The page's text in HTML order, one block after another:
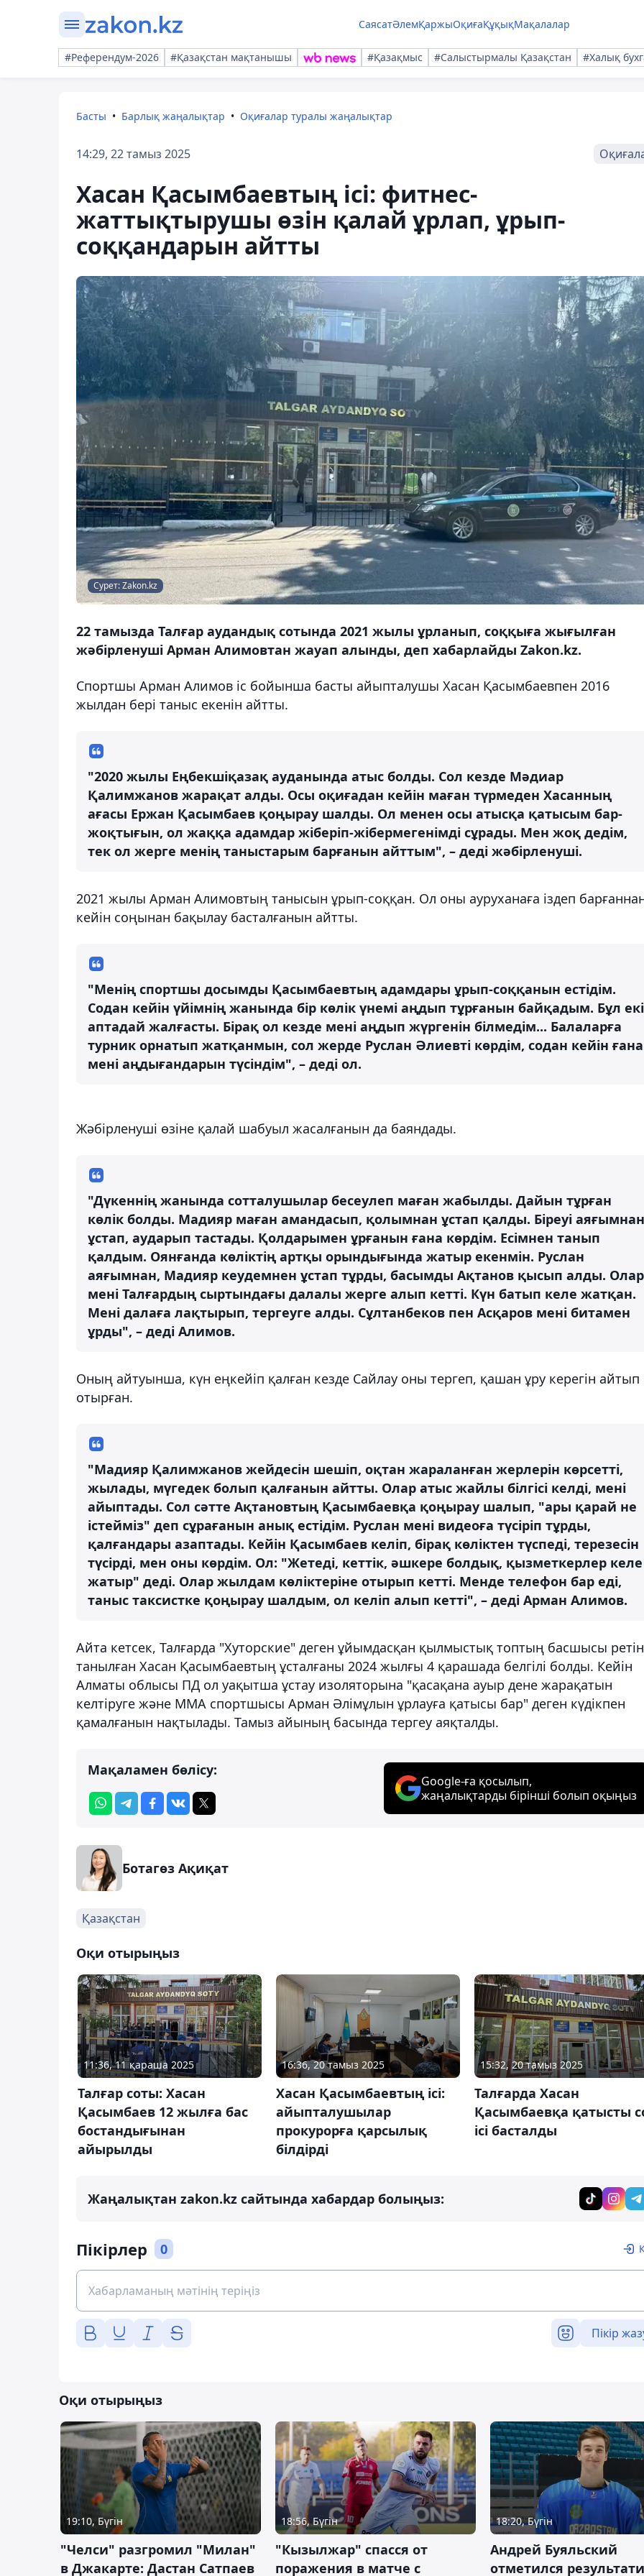
СаясатӘлемҚаржыОқиғаҚұқықМақалалар
#Референдум-2026 #Қазақстан мақтанышы #Қазақмыс #Салыстырмалы Қазақстан #Халық
Басты Барлық жаңалықтар Оқиғалар туралы жаңалықтар
14:29, 22 тамыз 2025
Хасан Қасымбаевтың ісі: фитнес-
жаттықтырушы өзін қалай ұрлап, ұрып-
соққандарын айтты
Сурет: Zakon.kz
22 тамызда Талғар аудандық сотында 2021 жылы ұрланып, соққыға жығылған
жәбірленуші Арман Алимовтан жауап алынды, деп хабарлайды Zakon.kz.
Спортшы Арман Алимов іс бойынша басты айыпталушы Хасан Қасымбаевпен 2016
жылдан бері таныс екенін айтты.
"2020 жылы Еңбекшіқазақ ауданында атыс болды. Сол кезде Мәдиар
Қалимжанов жарақат алды. Осы оқиғадан кейін маған түрмеден Хасанның
ағасы Ержан Қасымбаев қоңырау шалды. Ол менен осы атысқа қатысым бар-
жоқтығын, ол жаққа адамдар жіберіп-жібермегенімді сұрады. Мен жоқ дедім,
тек ол жерге менің таныстарым барғанын айттым", – деді жәбірленуші.
2021 жылы Арман Алимовтың танысын ұрып-соққан. Ол оны ауруханаға іздеп
кейін соңынан бақылау басталғанын айтты.
"Менің спортшы досымды Қасымбаевтың адамдары ұрып-соққанын естідім.
Содан кейін үйімнің жанында бір көлік үнемі аңдып тұрғанын байқадым. Бұл екі
аптадай жалғасты. Бірақ ол кезде мені аңдып жүргенін білмедім... Балаларға
турник орнатып жатқанмын, сол жерде Руслан Әлиевті көрдім, содан кейін ғана
мені аңдығандарын түсіндім", – деді ол.
Жәбірленуші өзіне қалай шабуыл жасалғанын да баяндады.
"Дүкеннің жанында сотталушылар бесеулеп маған жабылды. Дайын тұрған
көлік болды. Мадияр маған амандасып, қолымнан ұстап қалды. Біреуі аяғымнан
ұстап, аударып тастады. Қолдарымен ұрғанын ғана көрдім. Есімнен танып
қалдым. Оянғанда көліктің артқы орындығында жатыр екенмін. Руслан
аяғымнан, Мадияр кеудемнен ұстап тұрды, басымды Ақтанов қысып алды. Олар
мені Талғардың сыртындағы далалы жерге алып кетті. Күн батып келе жатқан.
Мені далаға лақтырып, тергеуге алды. Сұлтанбеков пен Асқаров мені битамен
ұрды", – деді Алимов.
Оның айтуынша, күн еңкейіп қалған кезде Сайлау оны тергеп, қашан ұру керегін айтып
отырған.
"Мадияр Қалимжанов жейдесін шешіп, оқтан жараланған жерлерін көрсетті,
жылады, мүгедек болып қалғанын айтты. Олар атыс жайлы білгісі келді, мені
айыптады. Сол сәтте Ақтановтың Қасымбаевқа қоңырау шалып, "ары қарай не
істейміз" деп сұрағанын анық естідім. Руслан мені видеоға түсіріп тұрды,
қалғандары азаптады. Кейін Қасымбаев келіп, бірақ көліктен түспеді, терезесін
түсірді, мен оны көрдім. Ол: "Жетеді, кеттік, әшкере болдық, қызметкерлер келе
жатыр" деді. Олар жылдам көліктеріне отырып кетті. Менде телефон бар еді,
таныс таксистке қоңырау шалдым, ол келіп алып кетті", – деді Арман Алимов.
Айта кетсек, Талғарда "Хуторские" деген ұйымдасқан қылмыстық топтың басшысы
танылған Хасан Қасымбаевтың ұсталғаны 2024 жылғы 4 қарашада белгілі болды. Кейін
Алматы облысы ПД ол уақытша ұстау изоляторына "қасақана ауыр дене жарақатын
келтіруге және ММА спортшысы Арман Әлімұлын ұрлауға қатысы бар" деген күдікпен
қамалғанын нақтылады. Тамыз айының басында тергеу аяқталды.
Мақаламен бөлісу:
Google-ға қосылып,
жаңалықтарды бірінші болып оқыңыз
Ботагөз Ақиқат
Қазақстан
Оқи отырыңыз
11:36, 11 қараша 2025
Талғар соты: Хасан
Қасымбаев 12 жылға бас
бостандығынан
айырылды
16:36, 20 тамыз 2025
Хасан Қасымбаевтың ісі:
айыпталушылар
прокурорға қарсылық
білдірді
15:32, 20 тамыз 2025
Талғарда Хасан
Қасымбаевқа қатысты
ісі басталды
Жаңалықтан zakon.kz сайтында хабардар болыңыз:
Пікірлер 0
Пікір
Оқи отырыңыз
19:10, Бүгін
"Челси" разгромил "Милан"
в Джакарте: Дастан Сатпаев
18:56, Бүгін
"Кызылжар" спасся от
поражения в матче с
18:20, Бүгін
Андрей Буяльский
отметился